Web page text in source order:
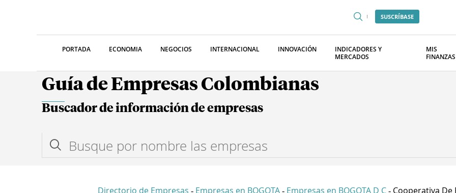
SUSCRÍBASE
PORTADA ECONOMIA NEGOCIOS INTERNACIONAL INNOVACIÓN
INDICADORES Y
MERCADOS
MIS
FINANZAS
Guía de Empresas Colombianas
Buscador de información de empresas
Directorio de Empresas - Empresas en BOGOTA - Empresas en BOGOTA D C - Cooperativa De